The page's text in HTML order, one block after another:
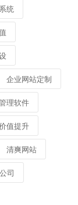
统
企业网站定制
理软件
值提升
清爽网站
司